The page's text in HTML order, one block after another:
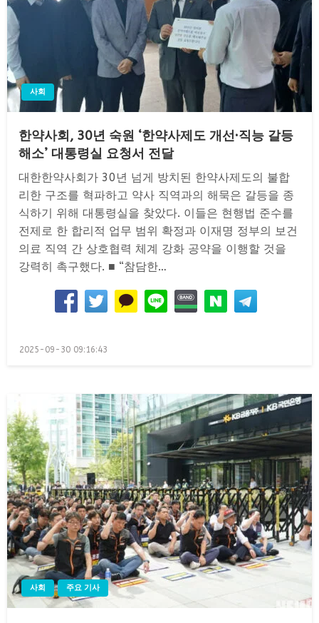
사회
한약사회, 30년 숙원 ‘한약사제도 개선·직능 갈등
해소’ 대통령실 요청서 전달
대한한약사회가 30년 넘게 방치된 한약사제도의 불합
리한 구조를 혁파하고 약사 직역과의 해묵은 갈등을 종
식하기 위해 대통령실을 찾았다. 이들은 현행법 준수를
전제로 한 합리적 업무 범위 확정과 이재명 정부의 보건
의료 직역 간 상호협력 체계 강화 공약을 이행할 것을
강력히 촉구했다. ■ “참담한…
Posted
2025-09-30 09:16:43
사회 주요 기사